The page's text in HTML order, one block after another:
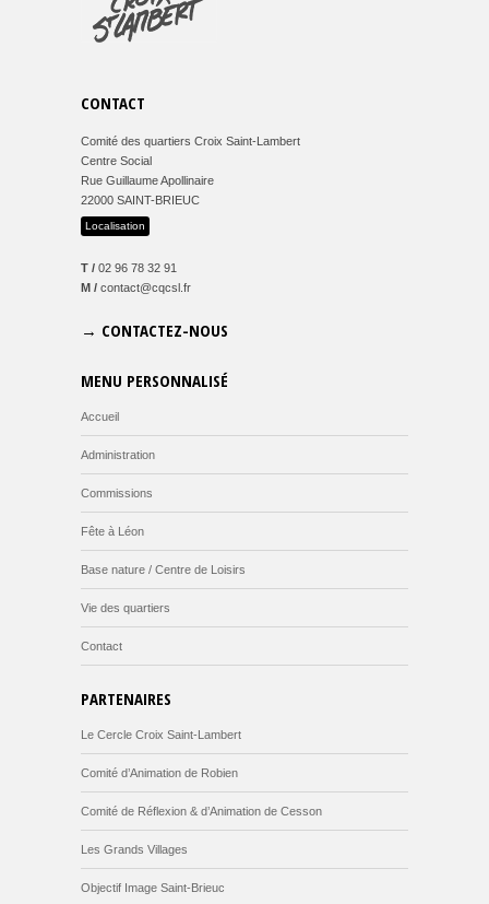
CONTACT
Comité des quartiers Croix Saint-Lambert
Centre Social
Rue Guillaume Apollinaire
22000 SAINT-BRIEUC
Localisation
T / 02 96 78 32 91
M / contact@cqcsl.fr
→ CONTACTEZ-NOUS
MENU PERSONNALISÉ
Accueil
Administration
Commissions
Fête à Léon
Base nature / Centre de Loisirs
Vie des quartiers
Contact
PARTENAIRES
Le Cercle Croix Saint-Lambert
Comité d’Animation de Robien
Comité de Réflexion & d’Animation de Cesson
Les Grands Villages
Objectif Image Saint-Brieuc